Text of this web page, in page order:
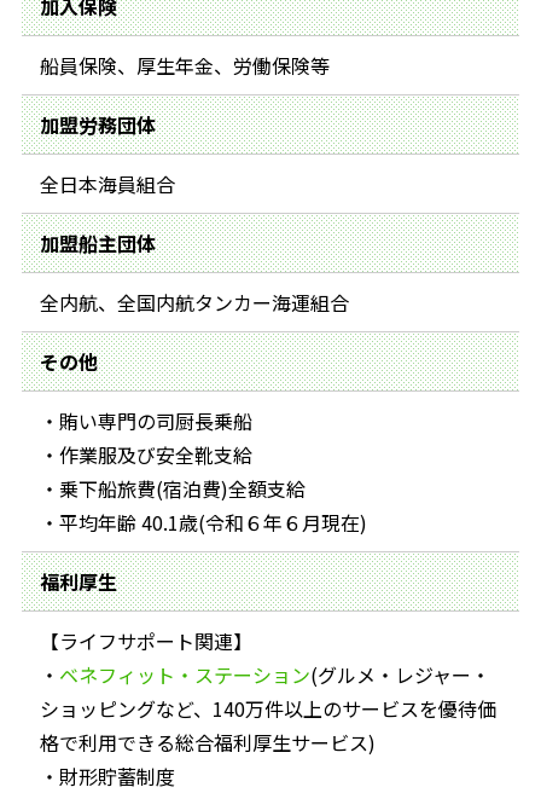
加入保険
船員保険、厚生年金、労働保険等
加盟労務団体
全日本海員組合
加盟船主団体
全内航、全国内航タンカー海運組合
その他
・賄い専門の司厨長乗船
・作業服及び安全靴支給
・乗下船旅費(宿泊費)全額支給
・平均年齢 40.1歳(令和６年６月現在)
福利厚生
【ライフサポート関連】
・ ベネフィット・ステーション(グルメ・レジャー・
ショッピングなど、140万件以上のサービスを優待価
格で利用できる総合福利厚生サービス)
・財形貯蓄制度